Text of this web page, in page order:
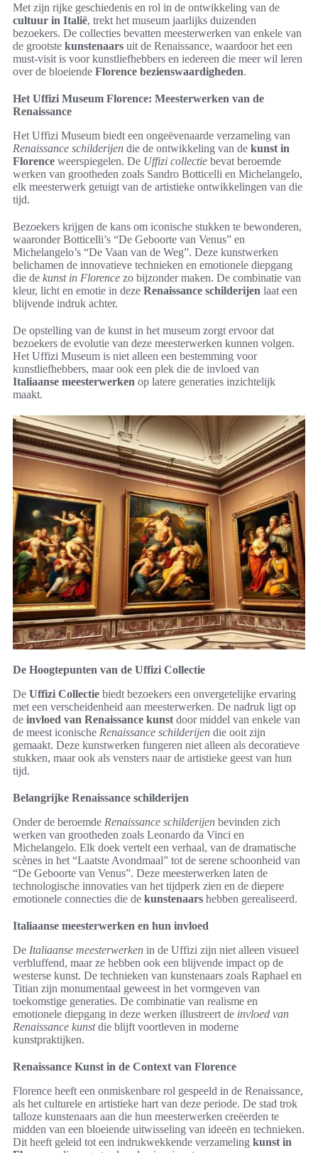
Met zijn rijke geschiedenis en rol in de ontwikkeling van de
cultuur in Italië, trekt het museum jaarlijks duizenden
bezoekers. De collecties bevatten meesterwerken van enkele van
de grootste kunstenaars uit de Renaissance, waardoor het een
must-visit is voor kunstliefhebbers en iedereen die meer wil leren
over de bloeiende Florence bezienswaardigheden.
Het Uffizi Museum Florence: Meesterwerken van de
Renaissance
Het Uffizi Museum biedt een ongeëvenaarde verzameling van
Renaissance schilderijen die de ontwikkeling van de kunst in
Florence weerspiegelen. De Uffizi collectie bevat beroemde
werken van grootheden zoals Sandro Botticelli en Michelangelo,
elk meesterwerk getuigt van de artistieke ontwikkelingen van die
tijd.
Bezoekers krijgen de kans om iconische stukken te bewonderen,
waaronder Botticelli’s “De Geboorte van Venus” en
Michelangelo’s “De Vaan van de Weg”. Deze kunstwerken
belichamen de innovatieve technieken en emotionele diepgang
die de kunst in Florence zo bijzonder maken. De combinatie van
kleur, licht en emotie in deze Renaissance schilderijen laat een
blijvende indruk achter.
De opstelling van de kunst in het museum zorgt ervoor dat
bezoekers de evolutie van deze meesterwerken kunnen volgen.
Het Uffizi Museum is niet alleen een bestemming voor
kunstliefhebbers, maar ook een plek die de invloed van
Italiaanse meesterwerken op latere generaties inzichtelijk
maakt.
De Hoogtepunten van de Uffizi Collectie
De Uffizi Collectie biedt bezoekers een onvergetelijke ervaring
met een verscheidenheid aan meesterwerken. De nadruk ligt op
de invloed van Renaissance kunst door middel van enkele van
de meest iconische Renaissance schilderijen die ooit zijn
gemaakt. Deze kunstwerken fungeren niet alleen als decoratieve
stukken, maar ook als vensters naar de artistieke geest van hun
tijd.
Belangrijke Renaissance schilderijen
Onder de beroemde Renaissance schilderijen bevinden zich
werken van grootheden zoals Leonardo da Vinci en
Michelangelo. Elk doek vertelt een verhaal, van de dramatische
scènes in het “Laatste Avondmaal” tot de serene schoonheid van
“De Geboorte van Venus”. Deze meesterwerken laten de
technologische innovaties van het tijdperk zien en de diepere
emotionele connecties die de kunstenaars hebben gerealiseerd.
Italiaanse meesterwerken en hun invloed
De Italiaanse meesterwerken in de Uffizi zijn niet alleen visueel
verbluffend, maar ze hebben ook een blijvende impact op de
westerse kunst. De technieken van kunstenaars zoals Raphael en
Titian zijn monumentaal geweest in het vormgeven van
toekomstige generaties. De combinatie van realisme en
emotionele diepgang in deze werken illustreert de invloed van
Renaissance kunstdie blijft voortleven in moderne
kunstpraktijken.
Renaissance Kunst in de Context van Florence
Florence heeft een onmiskenbare rol gespeeld in de Renaissance,
als het culturele en artistieke hart van deze periode. De stad trok
talloze kunstenaars aan die hun meesterwerken creëerden te
midden van een bloeiende uitwisseling van ideeën en technieken.
Dit heeft geleid tot een indrukwekkende verzameling kunst in